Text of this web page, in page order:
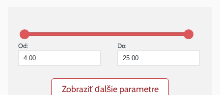
Od: Do:
Zobraziť ďalšie parametre